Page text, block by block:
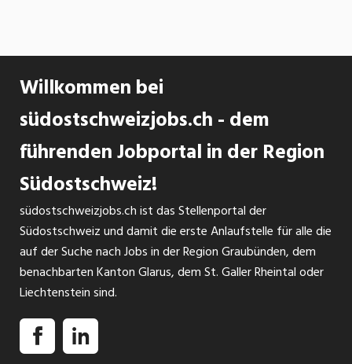
Willkommen bei
südostschweizjobs.ch - dem
führenden Jobportal in der Region
Südostschweiz!
südostschweizjobs.ch ist das Stellenportal der
Südostschweiz und damit die erste Anlaufstelle für alle die
auf der Suche nach Jobs in der Region Graubünden, dem
benachbarten Kanton Glarus, dem St. Galler Rheintal oder
Liechtenstein sind.